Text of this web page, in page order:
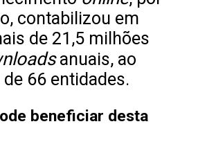
contabilizou em
de 21,5 milhões
anuais, ao
66 entidades.
beneficiar desta